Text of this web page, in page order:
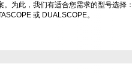
。为此，我们有适合您需求的型号选择：
或 DUALSCOPE。